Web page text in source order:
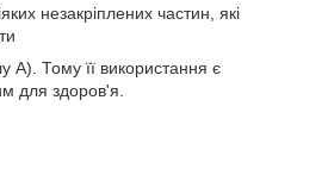
незакріплених частин, які
А). Тому її використання є
для здоров'я.